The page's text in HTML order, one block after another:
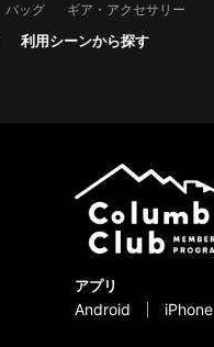
バッグ ギア・アクセサリー
利用シーンから探す
アプリ
Android iPhone